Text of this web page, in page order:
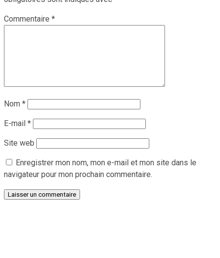
Commentaire *
Nom *
E-mail *
Site web
Enregistrer mon nom, mon e-mail et mon site dans le
navigateur pour mon prochain commentaire.